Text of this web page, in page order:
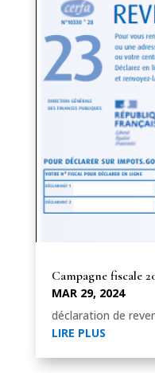
Campagne fiscale
MAR 29, 2024
déclaration de
LIRE PLUS